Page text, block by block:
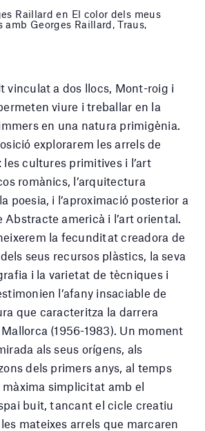
Raillard en El color dels meus
amb Georges Raillard, Traus,
vinculat a dos llocs, Mont-roig i
viure i treballar en la
en una natura primigènia.
explorarem les arrels de
les cultures primitives i l’art
romànics, l’arquitectura
poesia, i l’aproximació posterior a
Abstracte americà i l’art oriental.
la fecunditat creadora de
seus recursos plàstics, la seva
i la varietat de tècniques i
l’afany insaciable de
que caracteritza la darrera
(1956-1983). Un moment
als seus orígens, als
dels primers anys, al temps
simplicitat amb el
buit, tancant el cicle creatiu
mateixes arrels que marcaren